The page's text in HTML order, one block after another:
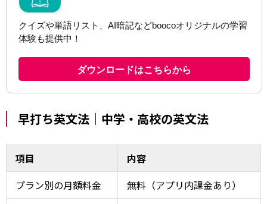
早打ち英文法｜中学・高校の英文法
項目
内容
プラン別の月額料金
無料（アプリ内課金あり）